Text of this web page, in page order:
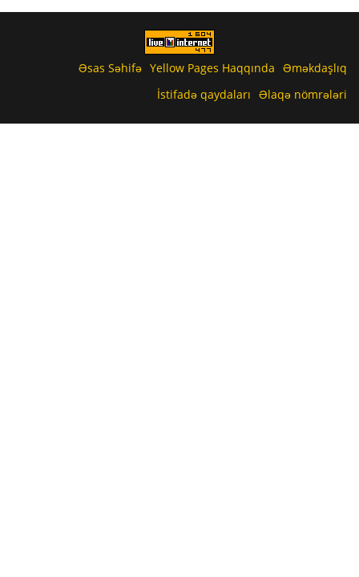
Əsas Səhifə Yellow Pages Haqqında Əməkdaşlıq
İstifadə qaydaları Əlaqə nömrələri